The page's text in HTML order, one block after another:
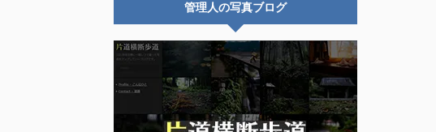
管理人の写真ブログ